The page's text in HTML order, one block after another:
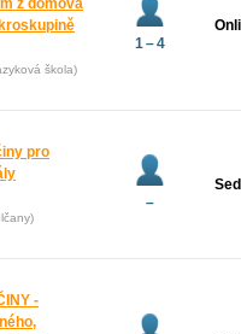
z domova
škola)
1 – 4
pro
–
-